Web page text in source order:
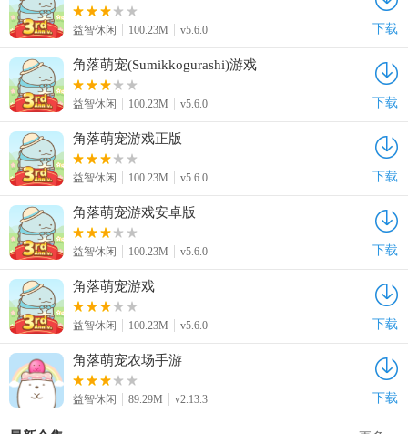
益智休闲 100.23M v5.6.0 下载
角落萌宠(Sumikkogurashi)游戏
益智休闲 100.23M v5.6.0 下载
角落萌宠游戏正版
益智休闲 100.23M v5.6.0 下载
角落萌宠游戏安卓版
益智休闲 100.23M v5.6.0 下载
角落萌宠游戏
益智休闲 100.23M v5.6.0 下载
角落萌宠农场手游
益智休闲 89.29M v2.13.3 下载